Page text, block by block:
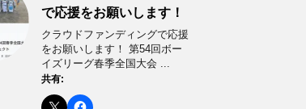
で応援をお願いします！
クラウドファンディングで応援
をお願いします！ 第54回ボー
イズリーグ春季全国大会 ...
共有: